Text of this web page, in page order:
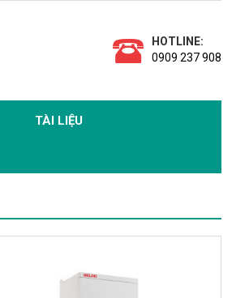
HOTLINE:
0909 237 908
TÀI LIỆU